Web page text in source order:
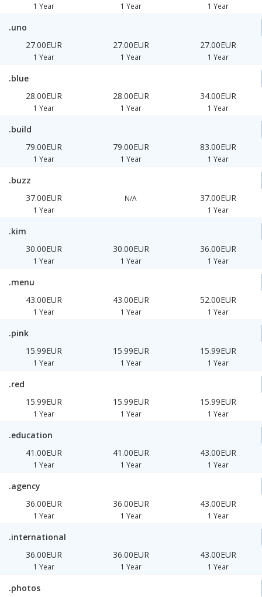
1 Year 1 Year 1 Year
.uno
27.00EUR
1 Year
27.00EUR
1 Year
27.00EUR
1 Year
.blue
28.00EUR
1 Year
28.00EUR
1 Year
34.00EUR
1 Year
.build
79.00EUR
1 Year
79.00EUR
1 Year
83.00EUR
1 Year
.buzz
37.00EUR
1 Year
N/A 37.00EUR
1 Year
.kim
30.00EUR
1 Year
30.00EUR
1 Year
36.00EUR
1 Year
.menu
43.00EUR
1 Year
43.00EUR
1 Year
52.00EUR
1 Year
.pink
15.99EUR
1 Year
15.99EUR
1 Year
15.99EUR
1 Year
.red
15.99EUR
1 Year
15.99EUR
1 Year
15.99EUR
1 Year
.education
41.00EUR
1 Year
41.00EUR
1 Year
43.00EUR
1 Year
.agency
36.00EUR
1 Year
36.00EUR
1 Year
43.00EUR
1 Year
.international
36.00EUR
1 Year
36.00EUR
1 Year
43.00EUR
1 Year
.photos